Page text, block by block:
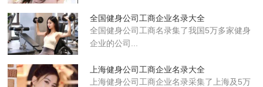
全国健身公司工商企业名录大全
全国健身公司工商名录集了我国5万多家健身
企业的公司...
上海健身公司工商企业名录大全
上海健身公司工商企业名录采集了上海及5万